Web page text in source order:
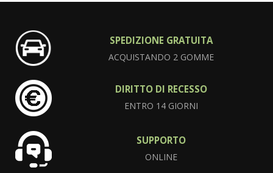
SPEDIZIONE GRATUITA
ACQUISTANDO 2 GOMME
DIRITTO DI RECESSO
ENTRO 14 GIORNI
SUPPORTO
ONLINE